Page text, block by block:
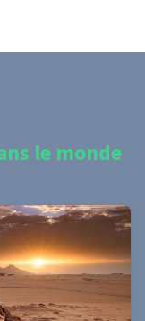
le monde